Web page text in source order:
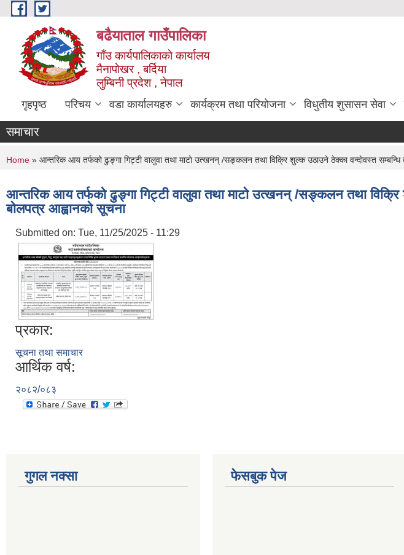
Skip to main content
बढैयाताल गाउँपालिका
गाँउ कार्यपालिकाकाे कार्यालय
मैनापाेखर , बर्दिया
लुम्बिनी प्रदेश , नेपाल
गृहपृष्ठ परिचय वडा कार्यालयहरु कार्यक्रम तथा परियोजना विधुतीय शुसासन सेवा
समाचार
You are here
Home » आन्तरिक आय तर्फको ढुङ्गा गिट्टी वालुवा तथा माटाे उत्खनन् /सङ्कलन तथा विक्रि शुल्क उठाउने ठेक्का वन्दाेवस्त सम्बन्धि
आन्तरिक आय तर्फको ढुङ्गा गिट्टी वालुवा तथा माटाे उत्खनन् /सङ्कलन तथा विक्रि
बाेलपत्र आह्वानको सूचना
Submitted on: Tue, 11/25/2025 - 11:29
प्रकार:
सूचना तथा समाचार
आर्थिक वर्ष:
२०८२/०८३
गुगल नक्सा फेसबुक पेज